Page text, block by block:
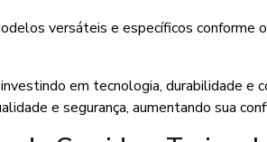
versáteis e específicos conforme
em tecnologia, durabilidade e
e segurança, aumentando sua